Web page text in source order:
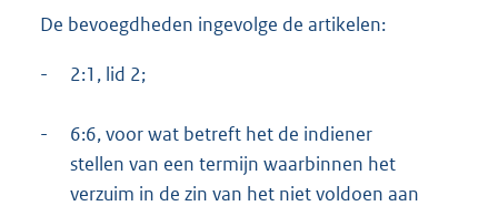
De bevoegdheden ingevolge de artikelen:
- 2:1, lid 2;
-
6:6, voor wat betreft het de indiener
stellen van een termijn waarbinnen het
verzuim in de zin van het niet voldoen aan